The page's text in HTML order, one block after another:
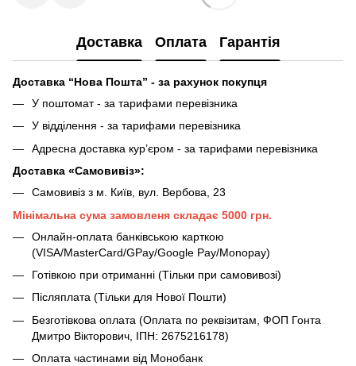
Доставка Оплата Гарантія
Доставка “Нова Пошта” - за рахунок покупця
У поштомат - за тарифами перевізника
У відділення - за тарифами перевізника
Адресна доставка кур’єром - за тарифами перевізника
Доставка «Самовивіз»:
Самовивіз з м. Київ, вул. Вербова, 23
Мінімальна сума замовленя складає 5000 грн.
Онлайн-оплата банківською карткою
(VISA/MasterCard/GPay/Google Pay/Monopay)
Готівкою при отриманні (Тільки при самовивозі)
Післяплата (Тільки для Нової Пошти)
Безготівкова оплата (Оплата по реквізитам, ФОП Гонта
Дмитро Вікторович, ІПН: 2675216178)
Оплата частинами від Монобанк